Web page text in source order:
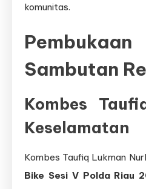
komunitas.
Sambutan
Kombes
Keselamatan
Kombes Taufiq Lukman
Bike Sesi V Polda Riau